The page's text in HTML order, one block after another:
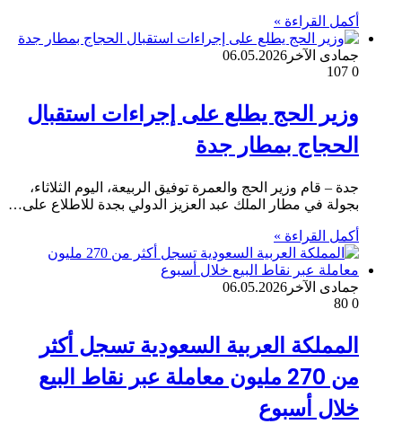
أكمل القراءة »
جمادى الآخر 06.05.2026
0
وزير الحج يطلع على إجراءات استقبال
الحجاج بمطار جدة
جدة – قام وزير الحج والعمرة توفيق الربيعة، اليوم الثلاثاء،
بجولة في مطار الملك عبد العزيز الدولي بجدة للاطلاع على…
أكمل القراءة »
جمادى الآخر 06.05.2026
0
المملكة العربية السعودية تسجل أكثر
من 270 مليون معاملة عبر نقاط البيع
خلال أسبوع